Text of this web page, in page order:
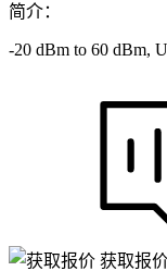
简介：
-20 dBm to 60 dBm,
获取报